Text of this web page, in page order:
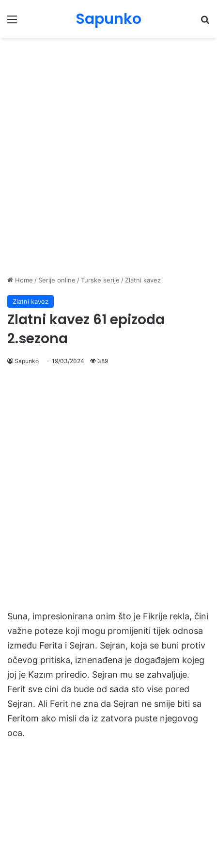
Menu Sapunko
Home / Serije online /Turske serije / Zlatni kavez
Zlatni kavez
Zlatni kavez 61 epizoda
2.sezona
Sapunko 19/03/2024 389
Suna, impresionirana onim što je Fikrije rekla, čini
važne poteze koji mogu promijeniti tijek odnosa
između Ferita i Sejran. Sejran, koja se buni protiv
očevog pritiska, iznenađena je događajem kojeg
joj je Kazım priredio. Sejran mu se zahvaljuje.
Ferit sve cini da bude od sada sto vise pored
Sejran. Ali Ferit ne zna da Sejran ne smije biti sa
Feritom ako misli da iz zatvora puste njegovog
oca.